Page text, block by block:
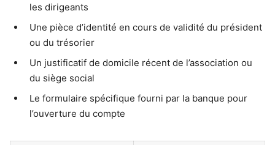
les dirigeants
Une pièce d’identité en cours de validité du président
ou du trésorier
Un justificatif de domicile récent de l’association ou
du siège social
Le formulaire spécifique fourni par la banque pour
l’ouverture du compte